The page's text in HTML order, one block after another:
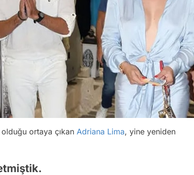
ortaya çıkan Adriana Lima, yine yeniden